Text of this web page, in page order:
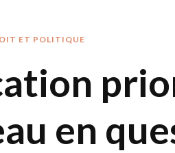
ET POLITIQUE
en